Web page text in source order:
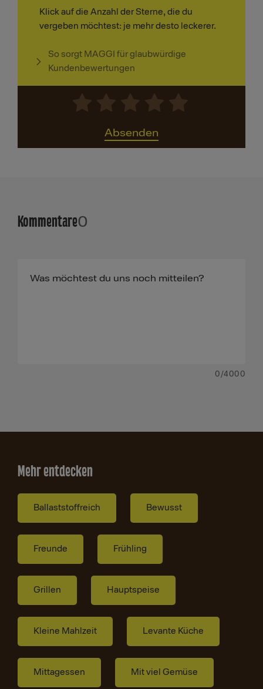
Klick auf die Anzahl der Sterne, die du
vergeben möchtest: je mehr desto leckerer.
So sorgt MAGGI für glaubwürdige
Kundenbewertungen
Absenden
Kommentare0
0 /4000
Mehr entdecken
Ballaststoffreich Bewusst
Freunde Frühling
Grillen Hauptspeise
Kleine Mahlzeit Levante Küche
Mittagessen Mit viel Gemüse